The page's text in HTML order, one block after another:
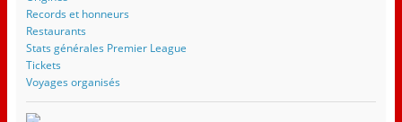
Records et honneurs
Restaurants
Stats générales Premier League
Tickets
Voyages organisés